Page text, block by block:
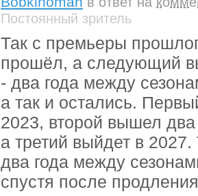
Постоянный зритель
Так с премьеры
прошёл, а следующий
- два года между
а так и остались.
2023, второй вышел два
а третий выйдет в
два года между
спустя после